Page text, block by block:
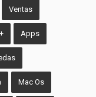
Ventas
Apps
Mac Os